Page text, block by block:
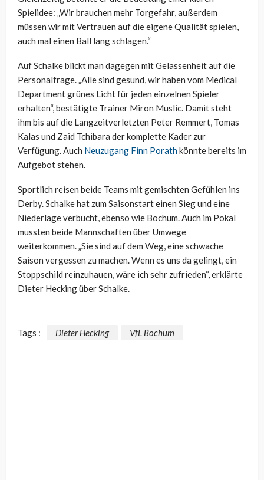
Spielidee: „Wir brauchen mehr Torgefahr, außerdem
müssen wir mit Vertrauen auf die eigene Qualität spielen,
auch mal einen Ball lang schlagen.“
Auf Schalke blickt man dagegen mit Gelassenheit auf die
Personalfrage. „Alle sind gesund, wir haben vom Medical
Department grünes Licht für jeden einzelnen Spieler
erhalten“, bestätigte Trainer Miron Muslic. Damit steht
ihm bis auf die Langzeitverletzten Peter Remmert, Tomas
Kalas und Zaid Tchibara der komplette Kader zur
Verfügung. Auch Neuzugang Finn Porathkönnte bereits im
Aufgebot stehen.
Sportlich reisen beide Teams mit gemischten Gefühlen ins
Derby. Schalke hat zum Saisonstart einen Sieg und eine
Niederlage verbucht, ebenso wie Bochum. Auch im Pokal
mussten beide Mannschaften über Umwege
weiterkommen. „Sie sind auf dem Weg, eine schwache
Saison vergessen zu machen. Wenn es uns da gelingt, ein
Stoppschild reinzuhauen, wäre ich sehr zufrieden“, erklärte
Dieter Hecking über Schalke.
Tags : Dieter Hecking VfL Bochum